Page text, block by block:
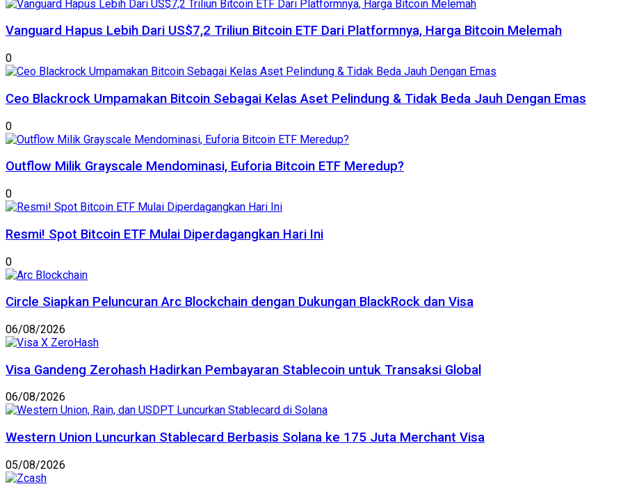
Vanguard Hapus Lebih Dari US$7,2 Triliun Bitcoin ETF Dari Platformnya, Harga Bitcoin Melemah
0
Ceo Blackrock Umpamakan Bitcoin Sebagai Kelas Aset Pelindung & Tidak Beda Jauh Dengan Emas
0
Outflow Milik Grayscale Mendominasi, Euforia Bitcoin ETF Meredup?
0
Resmi! Spot Bitcoin ETF Mulai Diperdagangkan Hari Ini
0
Circle Siapkan Peluncuran Arc Blockchain dengan Dukungan BlackRock dan Visa
06/08/2026
Visa Gandeng Zerohash Hadirkan Pembayaran Stablecoin untuk Transaksi Global
06/08/2026
Western Union Luncurkan Stablecard Berbasis Solana ke 175 Juta Merchant Visa
05/08/2026